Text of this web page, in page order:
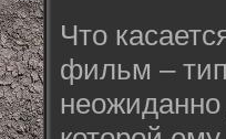
Что
фильм –